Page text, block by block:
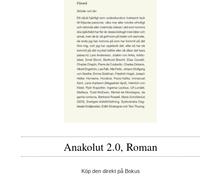
Anakolut 2.0, Roman
Köp den direkt på Bokus